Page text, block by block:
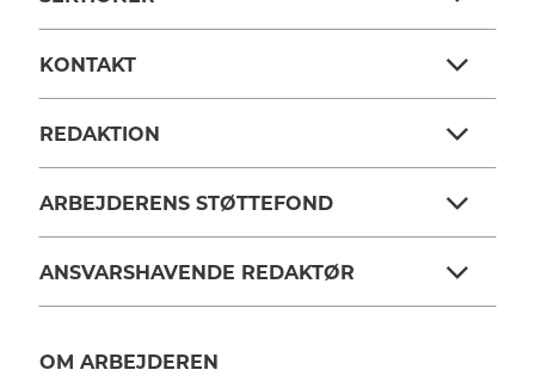
KONTAKT
REDAKTION
ARBEJDERENS STØTTEFOND
ANSVARSHAVENDE REDAKTØR
OM ARBEJDEREN